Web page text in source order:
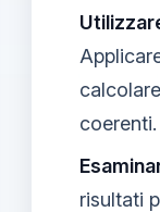
coerenti.
risultati